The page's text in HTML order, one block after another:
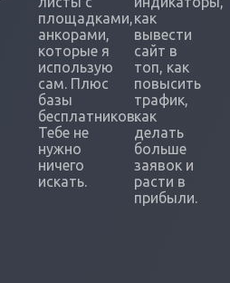
площадками,
анкорами,
которые я
использую
сам. Плюс
базы
бесплатников.
Тебе не
нужно
ничего
искать.
как
вывести
сайт в
топ, как
повысить
трафик,
как
делать
больше
заявок и
расти в
прибыли.